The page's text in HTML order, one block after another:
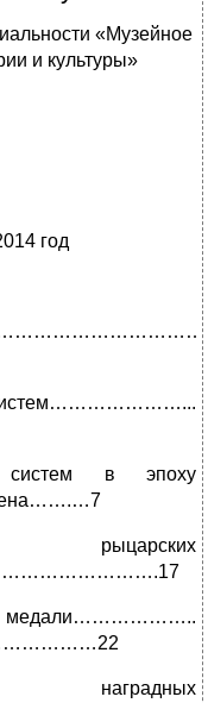
«Музейное
и культуры»
год
систем в эпоху
рыцарских
наградных